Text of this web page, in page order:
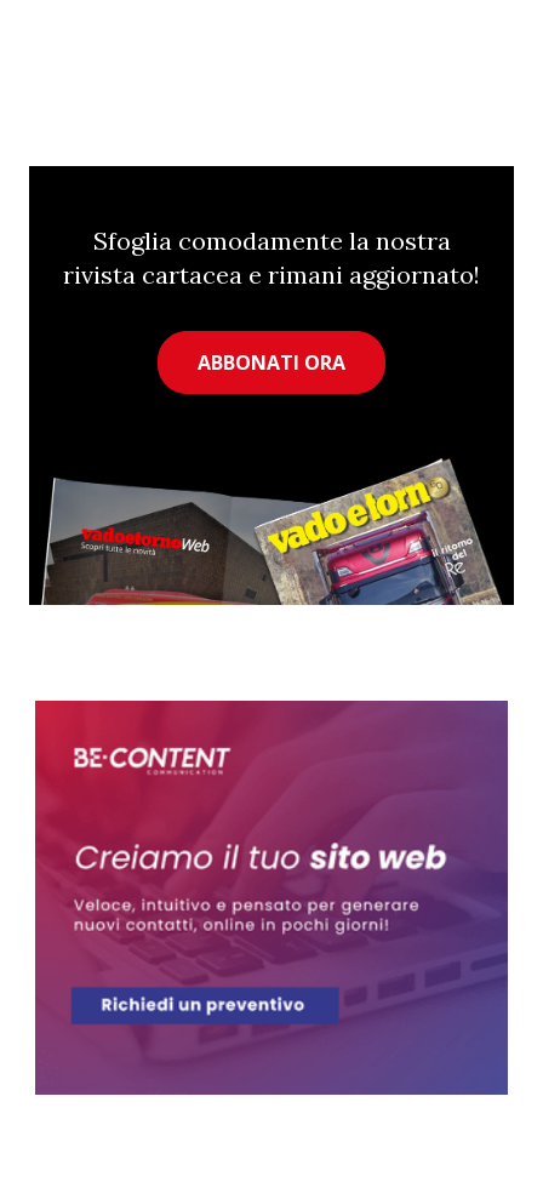
Sfoglia comodamente la nostra
rivista cartacea e rimani aggiornato!
ABBONATI ORA